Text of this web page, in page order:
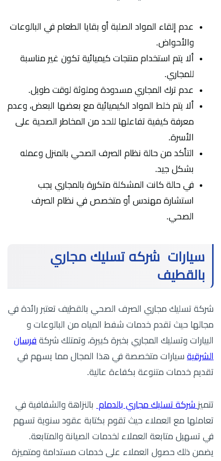
عدم إلقاء المواد الصلبة أو بقايا الطعام في البالوعات
والأحواض.
ألا يتم استخدام منتجات كيميائية تكون غير مناسبة
للمجاري.
عدم ترك المجاري مسدودة وملوثة لوقت طويل.
ألا يتم خلط المواد الكيميائية مع بعضها البعض، وعدم
معرفة كيفية تفاعلها للحد من المخاطر الصحية على
الأسرة.
التأكد من حالة نظام الصرف الصحي بالمنزل وعمله
بشكل جيد.
في حالة كانت المشكلة متكررة بالمجاري يجب
استشارة مهندس أو متخصص في نظام الصرف
الصحي.
سيارات شركه تسليك مجاري
بالقطيف
شركة تسليك مجاري الصرف الصحي بالقطيف تعتبر رائدة في
مجالها حيث تقدم خدمات شفط المياه من البالوعات و
البيارات وتسليك المجاري بخبرة كبيرة، وتمتلك شركة فرسان
الشرقية سيارات متخصصة في هذا المجال مما يسهم في
تقديم خدمات متنوعة بكفاءة عالية.
تتميز شركة تسليك مجاري بالدمام
بالنزاهة والشفافية في
تعاملها مع العملاء حيث تقوم بكتابة عقود سنوية تسهم
في تسهيل متابعة العملاء لخدمات الصيانة والمتابعة.
يضمن ذلك حصول العملاء على خدمات مستدامة ومتميزة